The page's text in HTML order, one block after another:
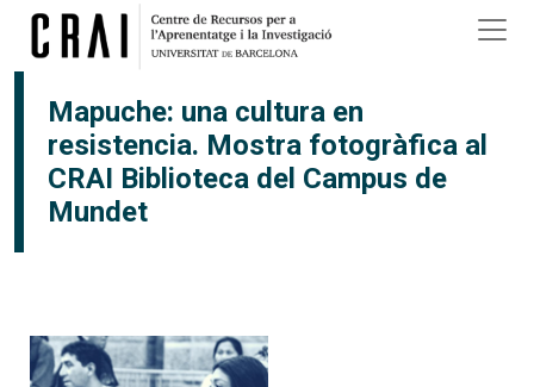
Vés al contingut
Mapuche: una cultura en
resistencia. Mostra fotogràfica al
CRAI Biblioteca del Campus de
Mundet